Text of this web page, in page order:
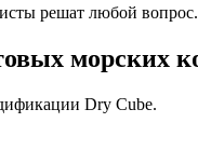
решат любой вопрос.
морских
Dry Cube.